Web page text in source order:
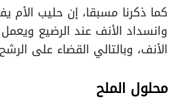
كما ذكرنا مسبقا، إن حليب الأم
وانسداد الأنف عند الرضيع
الأنف، وبالتالي القضاء على
محلول الملح